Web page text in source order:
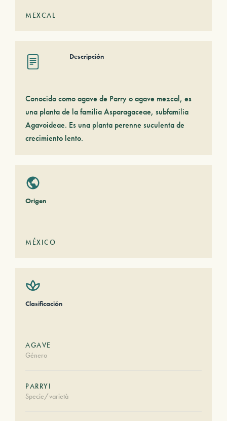
MEXCAL
Descripción
Conocido como agave de Parry o agave mezcal, es
una planta de la familia Asparagaceae, subfamilia
Agavoideae. Es una planta perenne suculenta de
crecimiento lento.
Origen
MÉXICO
Clasificación
AGAVE
Género
PARRYI
Specie/varietà